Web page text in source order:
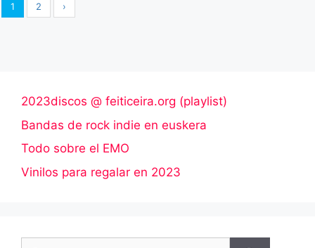
1 2 ›
2023discos @ feiticeira.org (playlist)
Bandas de rock indie en euskera
Todo sobre el EMO
Vinilos para regalar en 2023